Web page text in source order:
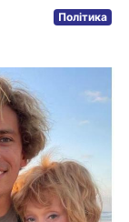
Політика